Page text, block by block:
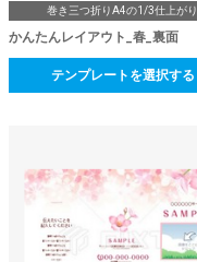
巻き三つ折りA4の1/3仕上がり
かんたんレイアウト_春_裏面
テンプレートを選択する